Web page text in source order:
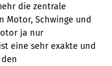
die zentrale
Motor, Schwinge und
ja nur
eine sehr exakte und